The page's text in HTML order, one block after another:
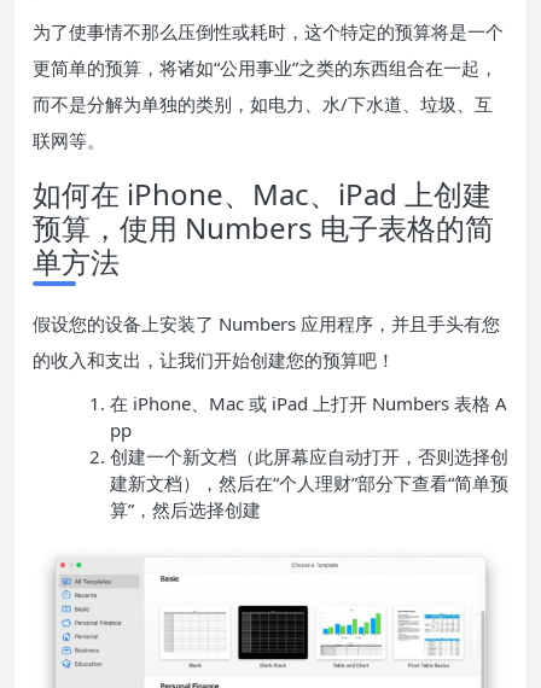
为了使事情不那么压倒性或耗时，这个特定的预算将是一个
更简单的预算，将诸如“公用事业”之类的东西组合在一起，
而不是分解为单独的类别，如电力、水/下水道、垃圾、互
联网等。
如何在 iPhone、Mac、iPad 上创建
预算，使用 Numbers 电子表格的简
单方法
假设您的设备上安装了 Numbers 应用程序，并且手头有您
的收入和支出，让我们开始创建您的预算吧！
在 iPhone、Mac 或 iPad 上打开 Numbers 表格 A
pp
创建一个新文档（此屏幕应自动打开，否则选择创
建新文档），然后在“个人理财”部分下查看“简单预
算”，然后选择创建